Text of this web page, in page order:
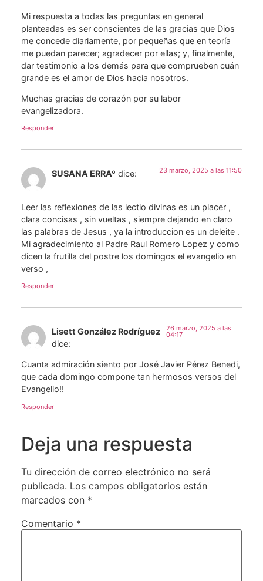
Mi respuesta a todas las preguntas en general
planteadas es ser conscientes de las gracias que Dios
me concede diariamente, por pequeñas que en teoría
me puedan parecer; agradecer por ellas; y, finalmente,
dar testimonio a los demás para que comprueben cuán
grande es el amor de Dios hacia nosotros.
Muchas gracias de corazón por su labor
evangelizadora.
Responder
SUSANA ERRAº dice: 23 marzo, 2025 a las 11:50
Leer las reflexiones de las lectio divinas es un placer ,
clara concisas , sin vueltas , siempre dejando en claro
las palabras de Jesus , ya la introduccion es un deleite .
Mi agradecimiento al Padre Raul Romero Lopez y como
dicen la frutilla del postre los domingos el evangelio en
verso ,
Responder
Lisett González Rodríguez
dice:
26 marzo, 2025 a las
04:17
Cuanta admiración siento por José Javier Pérez Benedi,
que cada domingo compone tan hermosos versos del
Evangelio!!
Responder
Deja una respuesta
Tu dirección de correo electrónico no será
publicada. Los campos obligatorios están
marcados con *
Comentario *